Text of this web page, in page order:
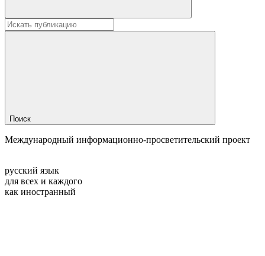
Поиск
Международный информационно-просветительский проект
русский язык
для всех и каждого
как иностранный